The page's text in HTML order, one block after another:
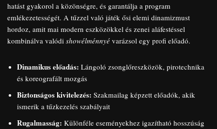
hatást gyakorol a közönségre, és garantálja a program
emlékezetességét. A tűzzel való játék ősi elemi dinamizmust
hordoz, amit mai modern eszközökkel és zenei aláfestéssel
kombinálva valódi showélménnyé varázsol egy profi előadó.
Dinamikus előadás: Lángoló zsonglőreszközök, pirotechnika
és koreografált mozgás
Biztonságos kivitelezés: Szakmailag képzett előadók, akik
ismerik a tűzkezelés szabályait
Rugalmasság: Különféle eseményekhez igazítható hosszúság